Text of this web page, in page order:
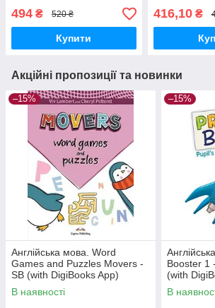
494 ₴ 520 ₴
Купити
416,10₴
Акційні пропозиції та новинки
–15%
Англійська мова. Word
Games and Puzzles Movers -
SB (with DigiBooks App)
В наявності
–15%
Booster 1
(with
В